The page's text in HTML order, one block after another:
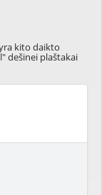
kito daikto
dešinei plaštakai